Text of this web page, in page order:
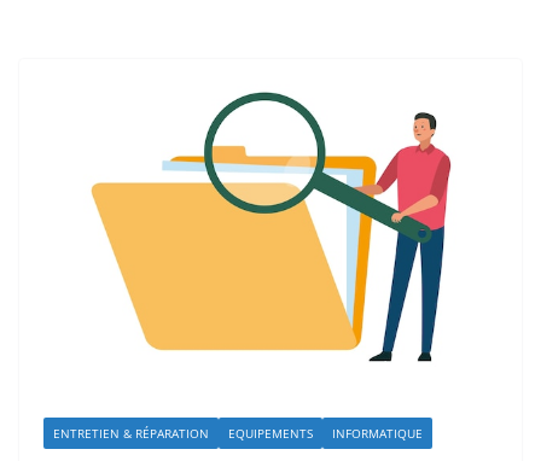
ENTRETIEN & RÉPARATION EQUIPEMENTS INFORMATIQUE